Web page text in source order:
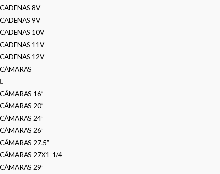
CADENAS 8V
CADENAS 9V
CADENAS 10V
CADENAS 11V
CADENAS 12V
CÁMARAS
CÁMARAS 16”
CÁMARAS 20”
CÁMARAS 24”
CÁMARAS 26”
CÁMARAS 27.5”
CÁMARAS 27X1-1/4
CÁMARAS 29”